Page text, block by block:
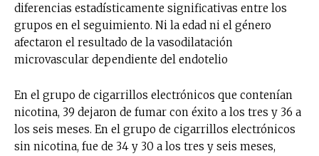
diferencias estadísticamente significativas entre los
grupos en el seguimiento. Ni la edad ni el género
afectaron el resultado de la vasodilatación
microvascular dependiente del endotelio
En el grupo de cigarrillos electrónicos que contenían
nicotina, 39 dejaron de fumar con éxito a los tres y 36 a
los seis meses. En el grupo de cigarrillos electrónicos
sin nicotina, fue de 34 y 30 a los tres y seis meses,